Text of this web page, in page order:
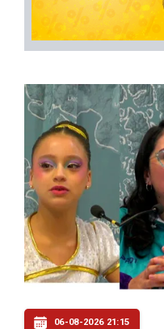
06-08-2026 21:15